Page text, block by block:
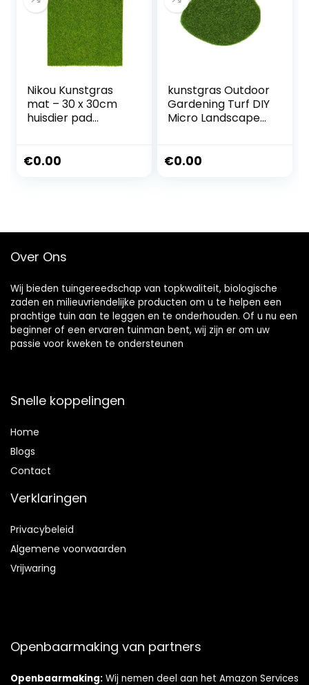
Nikou Kunstgras
mat – 30 x 30cm
huisdier pad
tapijt, simulatie
€0.00
kunstgras Outdoor
Gardening Turf DIY
Micro Landscape
Home Floor
(B022pcs)
€0.00
Over Ons
Wij bieden tuingereedschap van topkwaliteit, biologische
zaden en milieuvriendelijke producten om u te helpen een
prachtige tuin aan te leggen en te onderhouden. Of u nu een
beginner of een ervaren tuinman bent, wij zijn er om uw
passie voor kweken te ondersteunen
Snelle koppelingen
Home
Blogs
Contact
Verklaringen
Privacybeleid
Algemene voorwaarden
Vrijwaring
Openbaarmaking van partners
Openbaarmaking: Wij nemen deel aan het Amazon Services